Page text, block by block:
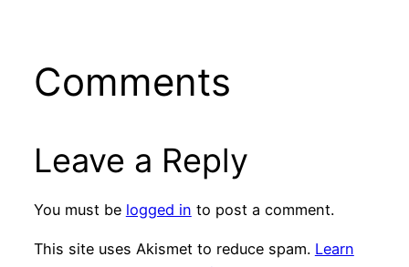
Comments
Leave a Reply
You must be logged in to post a comment.
This site uses Akismet to reduce spam. Learn